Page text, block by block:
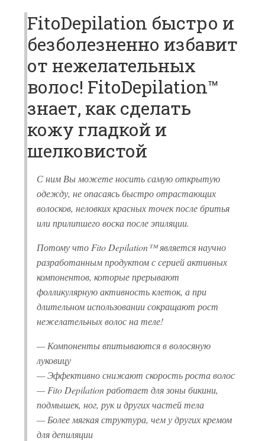
FitoDepilation быстро и
безболезненно избавит
от нежелательных
волос! FitoDepilation™
знает, как сделать
кожу гладкой и
шелковистой
С ним Вы можете носить самую открытую
одежду, не опасаясь быстро отрастающих
волосков, неловких красных точек после бритья
или прилипшего воска после эпиляции.
Потому что Fito Depilation™ является научно
разработанным продуктом с серией активных
компонентов, которые прерывают
фолликулярную активность клеток, а при
длительном использовании сокращают рост
нежелательных волос на теле!
— Компоненты впитываются в волосяную
луковицу
— Эффективно снижают скорость роста волос
— Fito Depilation работает для зоны бикини,
подмышек, ног, рук и других частей тела
— Более мягкая структура, чем у других кремом
для депиляции